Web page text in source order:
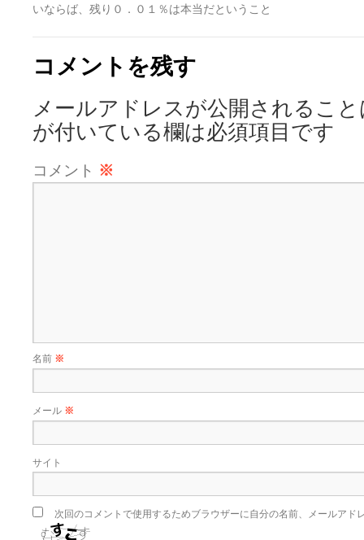
いならば、残り０．０１％は本当だということ
コメントを残す
メールアドレスが公開されるこ
が付いている欄は必須項目です
コメント ※
名前 ※
メール ※
サイト
次回のコメントで使用するためブラウザーに自分の名前、メールアド